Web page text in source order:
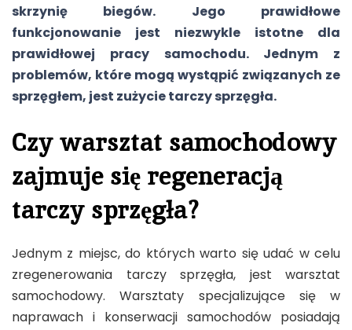
skrzynię biegów. Jego prawidłowe
funkcjonowanie jest niezwykle istotne dla
prawidłowej pracy samochodu. Jednym z
problemów, które mogą wystąpić związanych ze
sprzęgłem, jest zużycie tarczy sprzęgła.
Czy warsztat samochodowy
zajmuje się regeneracją
tarczy sprzęgła?
Jednym z miejsc, do których warto się udać w celu
zregenerowania tarczy sprzęgła, jest warsztat
samochodowy. Warsztaty specjalizujące się w
naprawach i konserwacji samochodów posiadają